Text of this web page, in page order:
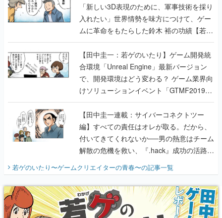
「新しい3D表現のために、軍事技術を採り
入れたい」世界情勢を味方につけて、ゲー
ムに革命をもたらした鈴木 裕の功績【若ゲ
のいたり】
【田中圭一：若ゲのいたり】ゲーム開発統
合環境「Unreal Engine」最新バージョン
で、開発環境はどう変わる？ ゲーム業界向
けソリューションイベント「GTMF2019」
に行って、より理解を深めよう【PR】
【田中圭一連載：サイバーコネクトツー
編】すべての責任はオレが取る。だから、
付いてきてくれないか──男の熱意はチーム
解散の危機を救い、『.hack』成功の活路を
開く。業界の快男児・松山 洋に流れる血は
『少年ジャンプ』色だった【若ゲのいた
り】
若ゲのいたり〜ゲームクリエイターの青春〜の記事一覧